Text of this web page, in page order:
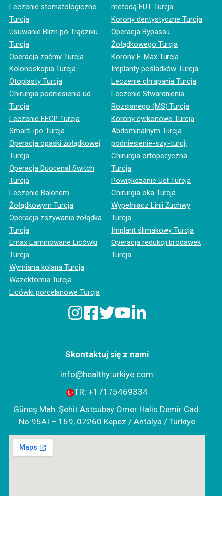
Leczenie stomatologiczne
Turcja
Usuwanie Blizn po Trądziku
Turcja
Operacja zaćmy Turcja
Kolonoskopia Turcja
Otoplasty Turcja
Chirurgia podniesienia ud
Turcja
Leczenie EECP Turcja
SmartLipo Turcja
Operacja opaski żołądkowej
Turcja
Operacja Duodenal Switch
Turcja
Leczenie Balonem
Żołądkowym Turcja
Operacja zszywania żołądka
Turcja
Emax Laminowane Licówki
Turcja
Wymiana kolana Turcja
Wazektomia Turcja
Licówki porcelanowe Turcja
metodą FUT Turcja
Korony dentystyczne Turcja
Operacja Bypassu
Żołądkowego Turcja
Korony E-Max Turcja
Implanty pośladków Turcja
Leczenie chrapania Turcja
Leczenie Stwardnienia
Rozsianego (MS) Turcja
Korony cyrkonowe Turcja
Abdominalnym Turcja
podniesienie-szyi-turcji
Chirurgia ortopedyczna
Turcja
Powiększanie Ust Turcja
Chirurgia oka Turcja
Wypełniacz Linii Żuchwy
Turcja
Implant ślimakowy Turcja
Operacja redukcji brodawek
Turcja
Skontaktuj się z nami
info@healthyturkiye.com
TR: +‪17175469334‬
Güneş Mah. Şehit Astsubay Ömer Halis Demir Cad.
No:95AI – 159, 07260 Kepez / Antalya / Türkiye